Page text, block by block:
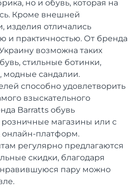
но и обувь, которая на
Кроме внешней
изделия отличались
и практичностью. От бренда
возможна таких
стильные ботинки,
модные сандалии.
способно удовлетворить
взыскательного
Barratts обувь
розничные магазины или с
онлайн-платформ.
регулярно предлагаются
скидки, благодаря
пару можно